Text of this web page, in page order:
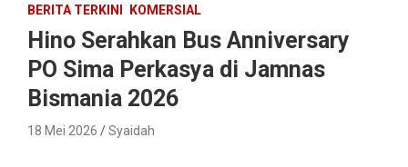
BERITA TERKINI KOMERSIAL
Hino Serahkan Bus Anniversary
PO Sima Perkasya di Jamnas
Bismania 2026
18 Mei 2026 Syaidah